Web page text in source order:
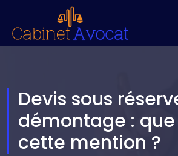
Devis sous
démontage :
cette mention ?